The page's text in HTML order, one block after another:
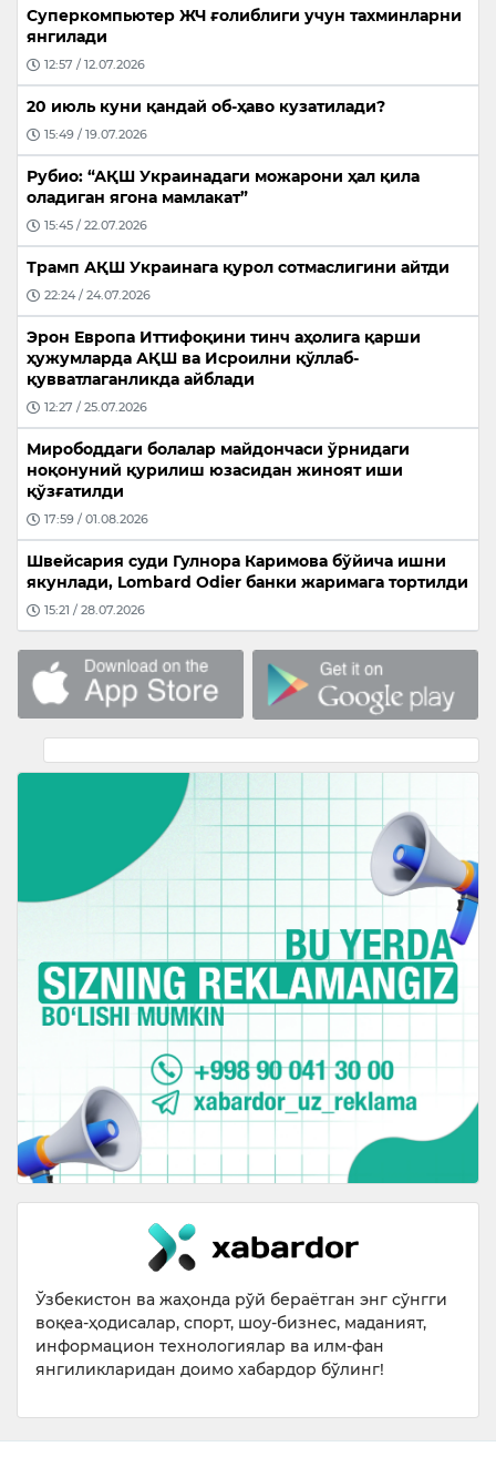
Суперкомпьютер ЖЧ ғолиблиги учун тахминларни
янгилади
12:57 / 12.07.2026
20 июль куни қандай об-ҳаво кузатилади?
15:49 / 19.07.2026
Рубио: “АҚШ Украинадаги можарони ҳал қила
оладиган ягона мамлакат”
15:45 / 22.07.2026
Трамп АҚШ Украинага қурол сотмаслигини айтди
22:24 / 24.07.2026
Эрон Европа Иттифоқини тинч аҳолига қарши
ҳужумларда АҚШ ва Исроилни қўллаб-
қувватлаганликда айблади
12:27 / 25.07.2026
Мирободдаги болалар майдончаси ўрнидаги
ноқонуний қурилиш юзасидан жиноят иши
қўзғатилди
17:59 / 01.08.2026
Швейсария суди Гулнора Каримова бўйича ишни
якунлади, Lombard Odier банки жаримага тортилди
15:21 / 28.07.2026
Ўзбекистон ва жаҳонда рўй бераётган энг сўнгги
воқеа-ҳодисалар, спорт, шоу-бизнес, маданият,
информацион технологиялар ва илм-фан
янгиликларидан доимо хабардор бўлинг!